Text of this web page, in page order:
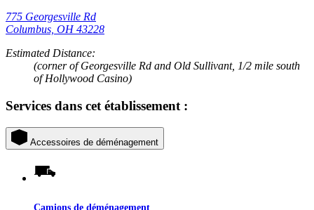
775 Georgesville Rd
Columbus, OH 43228
Estimated Distance:
(corner of Georgesville Rd and Old Sullivant, 1/2 mile south
of Hollywood Casino)
Services dans cet établissement :
Accessoires de déménagement
Camions de déménagement